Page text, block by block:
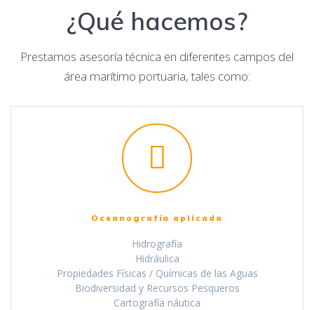
¿Qué hacemos?
Prestamos asesoría técnica en diferentes campos del
área marítimo portuaria, tales como:
Oceanografía aplicada
Hidrografía
Hidráulica
Propiedades Físicas / Químicas de las Aguas
Biodiversidad y Recursos Pesqueros
Cartografía náutica